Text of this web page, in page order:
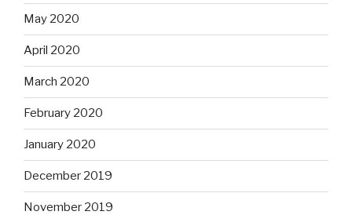
May 2020
April 2020
March 2020
February 2020
January 2020
December 2019
November 2019